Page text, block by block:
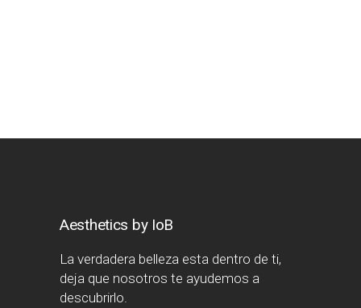
Aesthetics by IoB
La verdadera belleza esta dentro de ti,
deja que nosotros te ayudemos a
descubrirlo.